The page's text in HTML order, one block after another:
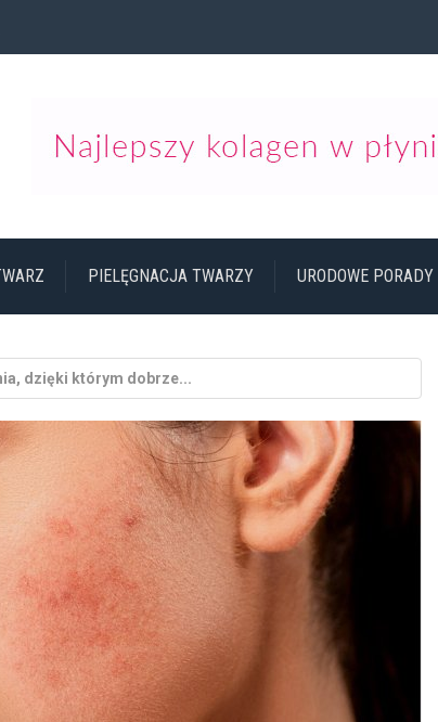
PIELĘGNACJA TWARZY URODOWE PORADY
dzięki którym dobrze...